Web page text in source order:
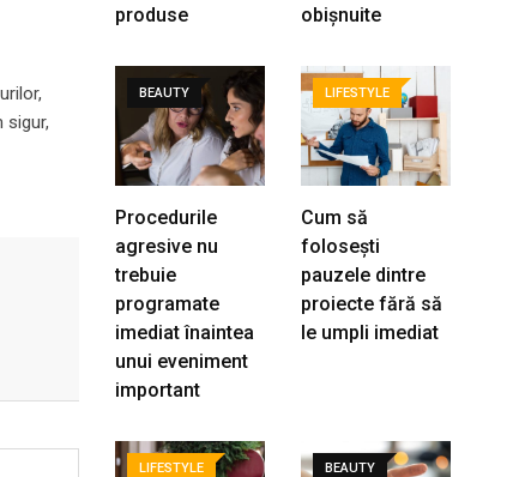
sigur,
produse
obișnuite
BEAUTY
Procedurile
agresive nu
trebuie
programate
imediat înaintea
unui eveniment
important
LIFESTYLE
Cum să
folosești
pauzele dintre
proiecte fără să
le umpli imediat
LIFESTYLE BEAUTY